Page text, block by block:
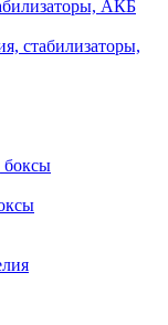
АКБ
стабилизаторы,
боксы